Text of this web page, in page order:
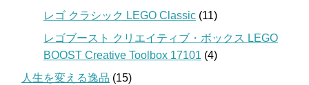
レゴ クラシック LEGO Classic (11)
レゴブースト クリエイティブ・ボックス LEGO
BOOST Creative Toolbox 17101 (4)
人生を変える逸品 (15)